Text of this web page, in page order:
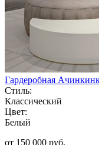
Гардеробная
Стиль:
Классический
Цвет:
Белый
от 150 000 руб.